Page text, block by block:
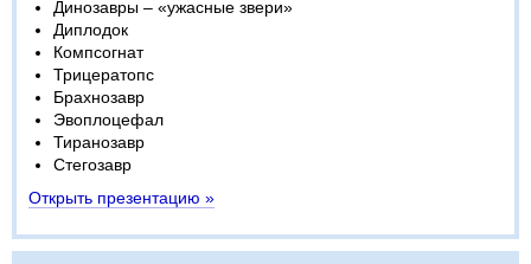
Динозавры – «ужасные звери»
Диплодок
Компсогнат
Трицератопс
Брахнозавр
Эвоплоцефал
Тиранозавр
Стегозавр
Открыть презентацию »